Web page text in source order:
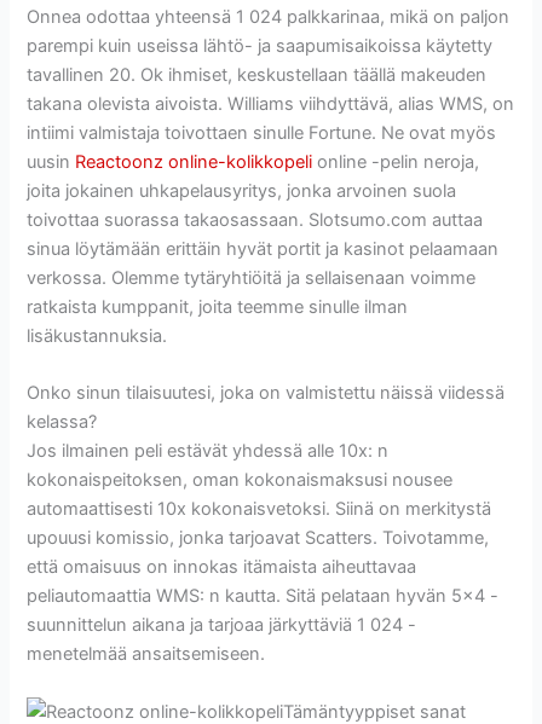
Onnea odottaa yhteensä 1 024 palkkarinaa, mikä on paljon
parempi kuin useissa lähtö- ja saapumisaikoissa käytetty
tavallinen 20. Ok ihmiset, keskustellaan täällä makeuden
takana olevista aivoista. Williams viihdyttävä, alias WMS, on
intiimi valmistaja toivottaen sinulle Fortune. Ne ovat myös
uusin Reactoonz online-kolikkopeli online -pelin neroja,
joita jokainen uhkapelausyritys, jonka arvoinen suola
toivottaa suorassa takaosassaan. Slotsumo.com auttaa
sinua löytämään erittäin hyvät portit ja kasinot pelaamaan
verkossa. Olemme tytäryhtiöitä ja sellaisenaan voimme
ratkaista kumppanit, joita teemme sinulle ilman
lisäkustannuksia.
Onko sinun tilaisuutesi, joka on valmistettu näissä viidessä
kelassa?
Jos ilmainen peli estävät yhdessä alle 10x: n
kokonaispeitoksen, oman kokonaismaksusi nousee
automaattisesti 10x kokonaisvetoksi. Siinä on merkitystä
upouusi komissio, jonka tarjoavat Scatters. Toivotamme,
että omaisuus on innokas itämaista aiheuttavaa
peliautomaattia WMS: n kautta. Sitä pelataan hyvän 5×4 -
suunnittelun aikana ja tarjoaa järkyttäviä 1 024 -
menetelmää ansaitsemiseen.
Tämäntyyppiset sanat